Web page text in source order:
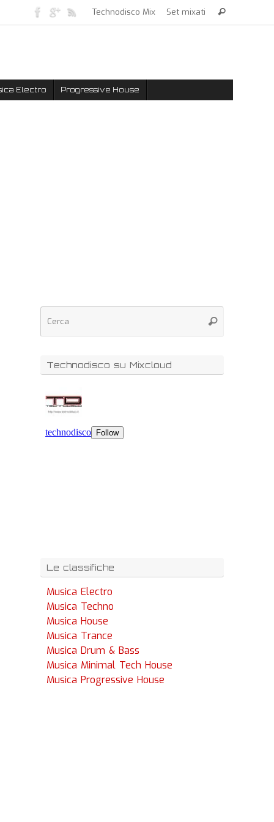
Technodisco Mix Set mixati
Electro Progressive House
Technodisco su Mixcloud
Le classifiche
Musica Electro
Musica Techno
Musica House
Musica Trance
Musica Drum & Bass
Musica Minimal Tech House
Musica Progressive House